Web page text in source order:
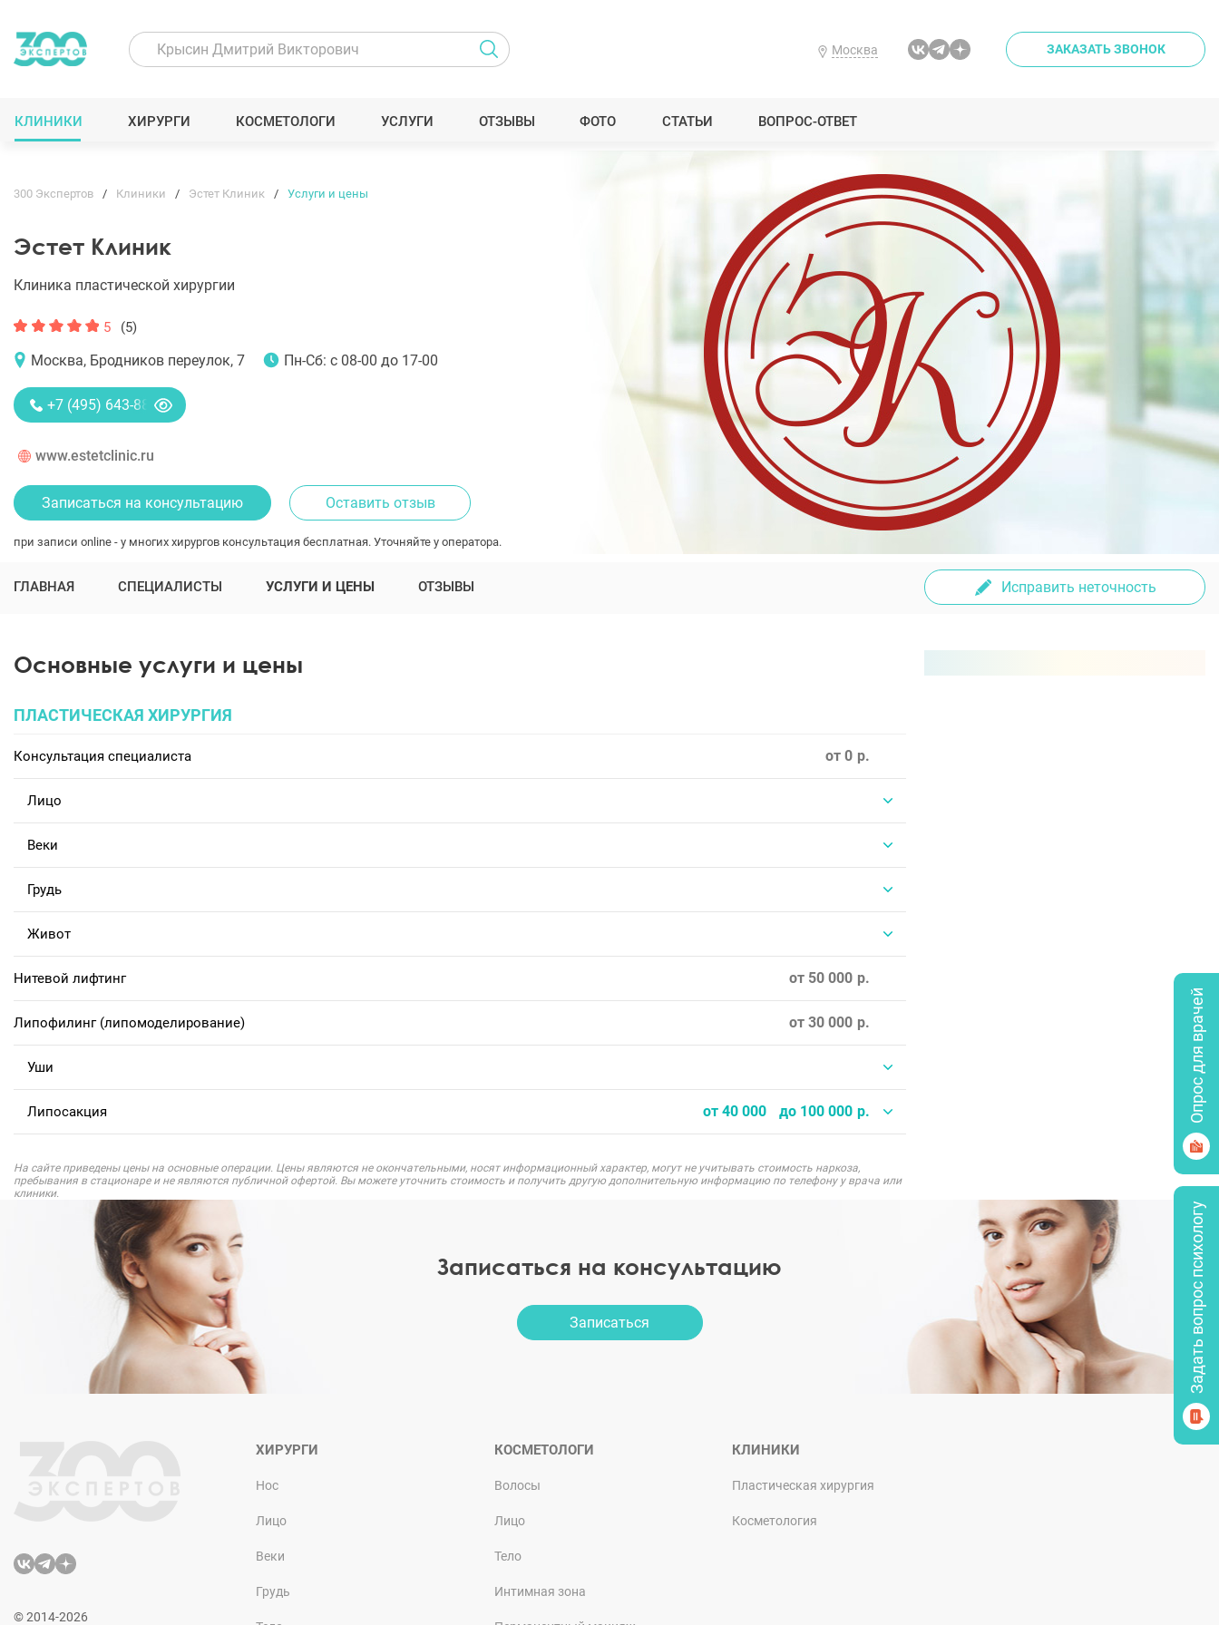
Москва ЗАКАЗАТЬ ЗВОНОК
КЛИНИКИ ХИРУРГИ КОСМЕТОЛОГИ УСЛУГИ ОТЗЫВЫ ФОТО СТАТЬИ ВОПРОС-ОТВЕТ
300 Экспертов Клиники Эстет Клиник Услуги и цены
Эстет Клиник
Клиника пластической хирургии
5 (5)
Москва, Бродников переулок, 7 Пн-Сб: с 08-00 до 17-00
+7 (495) 643-88-80
www.estetclinic.ru
Записаться на консультацию Оставить отзыв
при записи online - у многих хирургов консультация бесплатная. Уточняйте у оператора.
ГЛАВНАЯ СПЕЦИАЛИСТЫ УСЛУГИ И ЦЕНЫ ОТЗЫВЫ Исправить неточность
Основные услуги и цены
ПЛАСТИЧЕСКАЯ ХИРУРГИЯ
Консультация специалиста от 0
Лицо
Веки
Грудь
Живот
Нитевой лифтинг от 50 000
Липофилинг (липомоделирование) от 30 000
Уши
Липосакция от 40 000 до 100 000
На сайте приведены цены на основные операции. Цены являются не окончательными, носят информационный характер, могут не учитывать стоимость наркоза,
пребывания в стационаре и не являются публичной офертой. Вы можете уточнить стоимость и получить другую дополнительную информацию по телефону у врача или
клиники.
Записаться на консультацию
Записаться
© 2014-2026
ХИРУРГИ
Нос
Лицо
Веки
Грудь
КОСМЕТОЛОГИ
Волосы
Лицо
Тело
Интимная зона
КЛИНИКИ
Пластическая хирургия
Косметология
Опрос для врачей
Задать вопрос психологу